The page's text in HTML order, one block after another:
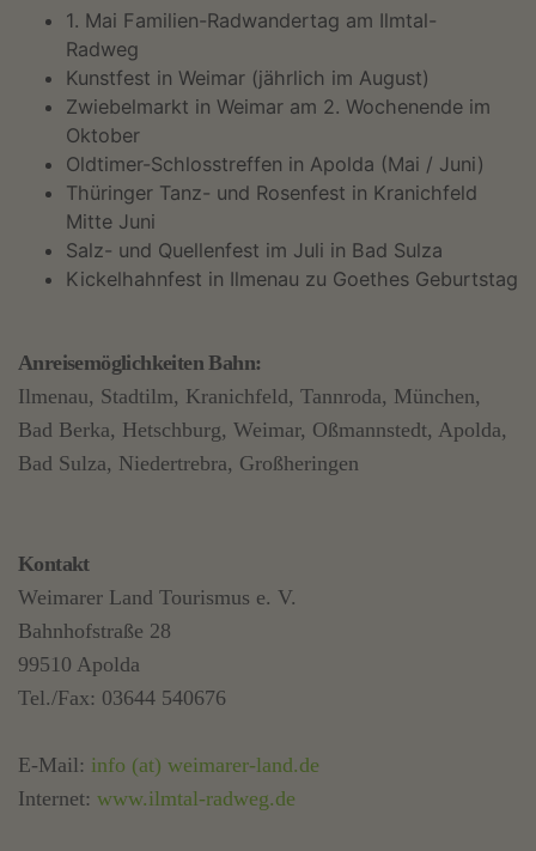
1. Mai Familien-Radwandertag am Ilmtal-
Radweg
Kunstfest in Weimar (jährlich im August)
Zwiebelmarkt in Weimar am 2. Wochenende im
Oktober
Oldtimer-Schlosstreffen in Apolda (Mai / Juni)
Thüringer Tanz- und Rosenfest in Kranichfeld
Mitte Juni
Salz- und Quellenfest im Juli in Bad Sulza
Kickelhahnfest in Ilmenau zu Goethes Geburtstag
Anreisemöglichkeiten Bahn:
Ilmenau, Stadtilm, Kranichfeld, Tannroda, München,
Bad Berka, Hetschburg, Weimar, Oßmannstedt, Apolda,
Bad Sulza, Niedertrebra, Großheringen
Kontakt
Weimarer Land Tourismus e. V.
Bahnhofstraße 28
99510 Apolda
Tel./Fax: 03644 540676
E-Mail: info (at) weimarer-land.de
Internet: www.ilmtal-radweg.de